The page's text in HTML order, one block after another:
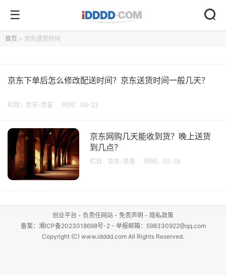
首页 > 京东送货时间
京东下单后怎么修改配送时间？京东送货时间一般几天？
栏目： 京东-京喜 时间：06-23
京东网购几天能收到货？晚上送货
到几点？
栏目： 京东-京喜 时间：05-28
创业平台 - 负责任网站 - 免责声明 - 隐私政策
备案： 湘ICP备2023018698号-2- 举报邮箱：598330922@qq.com
Copyright (C) www.idddd.com All Rights Reserved.